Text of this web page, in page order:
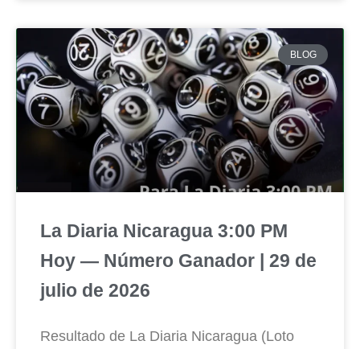
BLOG
La Diaria Nicaragua 3:00 PM
Hoy — Número Ganador | 29 de
julio de 2026
Resultado de La Diaria Nicaragua (Loto